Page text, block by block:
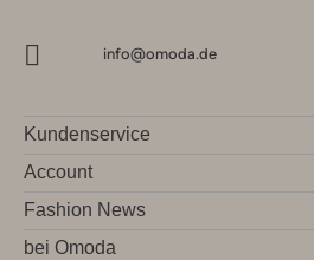
info@omoda.de
Kundenservice
Account
Fashion News
bei Omoda